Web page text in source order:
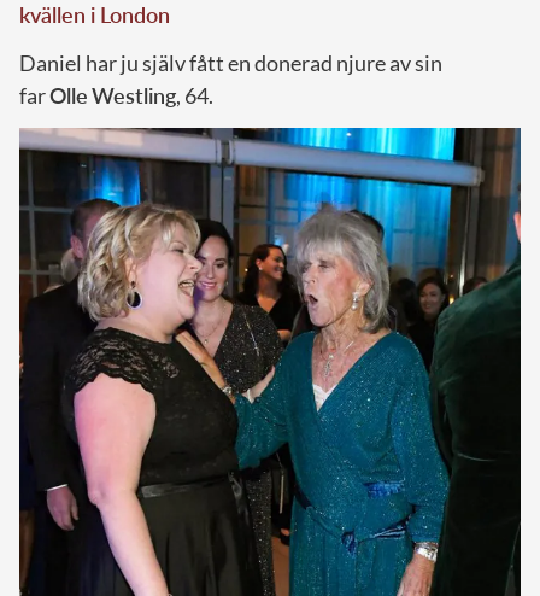
kvällen i London
Daniel har ju själv fått en donerad njure av sin
farOlleWestling, 64.